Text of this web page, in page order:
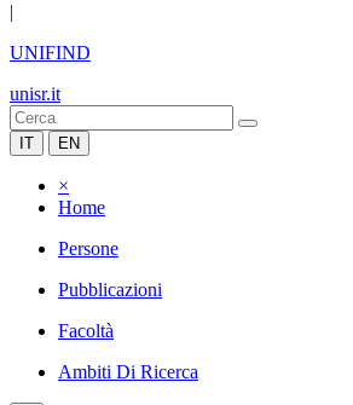
|
UNIFIND
unisr.it
IT EN
×
Home
Persone
Pubblicazioni
Facoltà
Ambiti Di Ricerca